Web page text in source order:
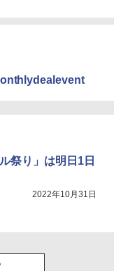
祭り」は明日1日
2022年10月31日